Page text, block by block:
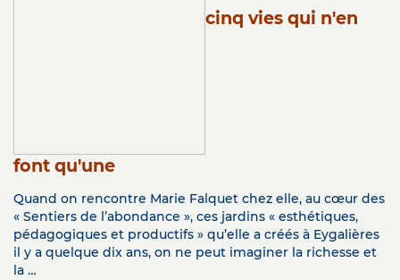
cinq vies qui n'en
font qu'une
Quand on rencontre Marie Falquet chez elle, au cœur des
« Sentiers de l’abondance », ces jardins « esthétiques,
pédagogiques et productifs » qu’elle a créés à Eygalières
il y a quelque dix ans, on ne peut imaginer la richesse et
la …